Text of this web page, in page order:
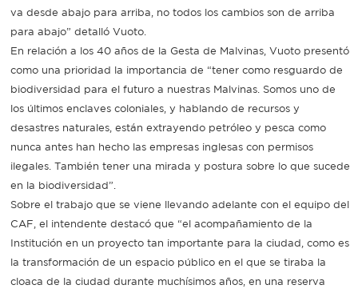
va desde abajo para arriba, no todos los cambios son de arriba
para abajo” detalló Vuoto.
En relación a los 40 años de la Gesta de Malvinas, Vuoto presentó
como una prioridad la importancia de “tener como resguardo de
biodiversidad para el futuro a nuestras Malvinas. Somos uno de
los últimos enclaves coloniales, y hablando de recursos y
desastres naturales, están extrayendo petróleo y pesca como
nunca antes han hecho las empresas inglesas con permisos
ilegales. También tener una mirada y postura sobre lo que sucede
en la biodiversidad”.
Sobre el trabajo que se viene llevando adelante con el equipo del
CAF, el intendente destacó que “el acompañamiento de la
Institución en un proyecto tan importante para la ciudad, como es
la transformación de un espacio público en el que se tiraba la
cloaca de la ciudad durante muchísimos años, en una reserva